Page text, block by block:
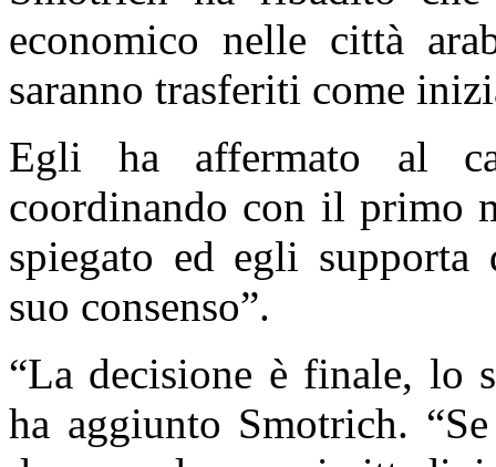
economico nelle città
saranno trasferiti come
Egli ha affermato al
coordinando con il primo
spiegato ed egli supporta
suo consenso”.
“La decisione è finale, lo
ha aggiunto Smotrich.